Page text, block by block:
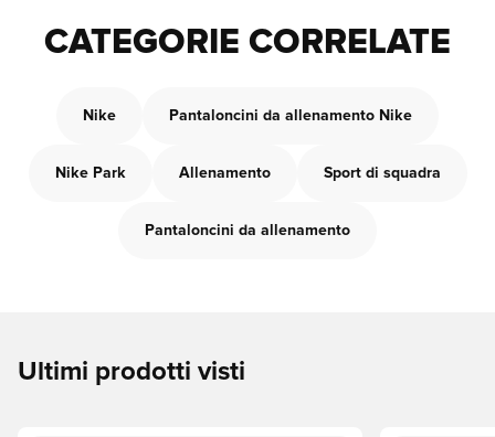
CATEGORIE CORRELATE
Nike Pantaloncini da allenamento Nike
Nike Park Allenamento Sport di squadra
Pantaloncini da allenamento
Ultimi prodotti visti